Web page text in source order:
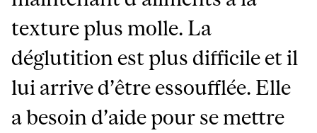
texture plus molle. La
déglutition est plus difficile et il
lui arrive d’être essoufflée. Elle
a besoin d’aide pour se mettre